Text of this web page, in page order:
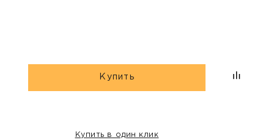
Купить
Купить в один клик